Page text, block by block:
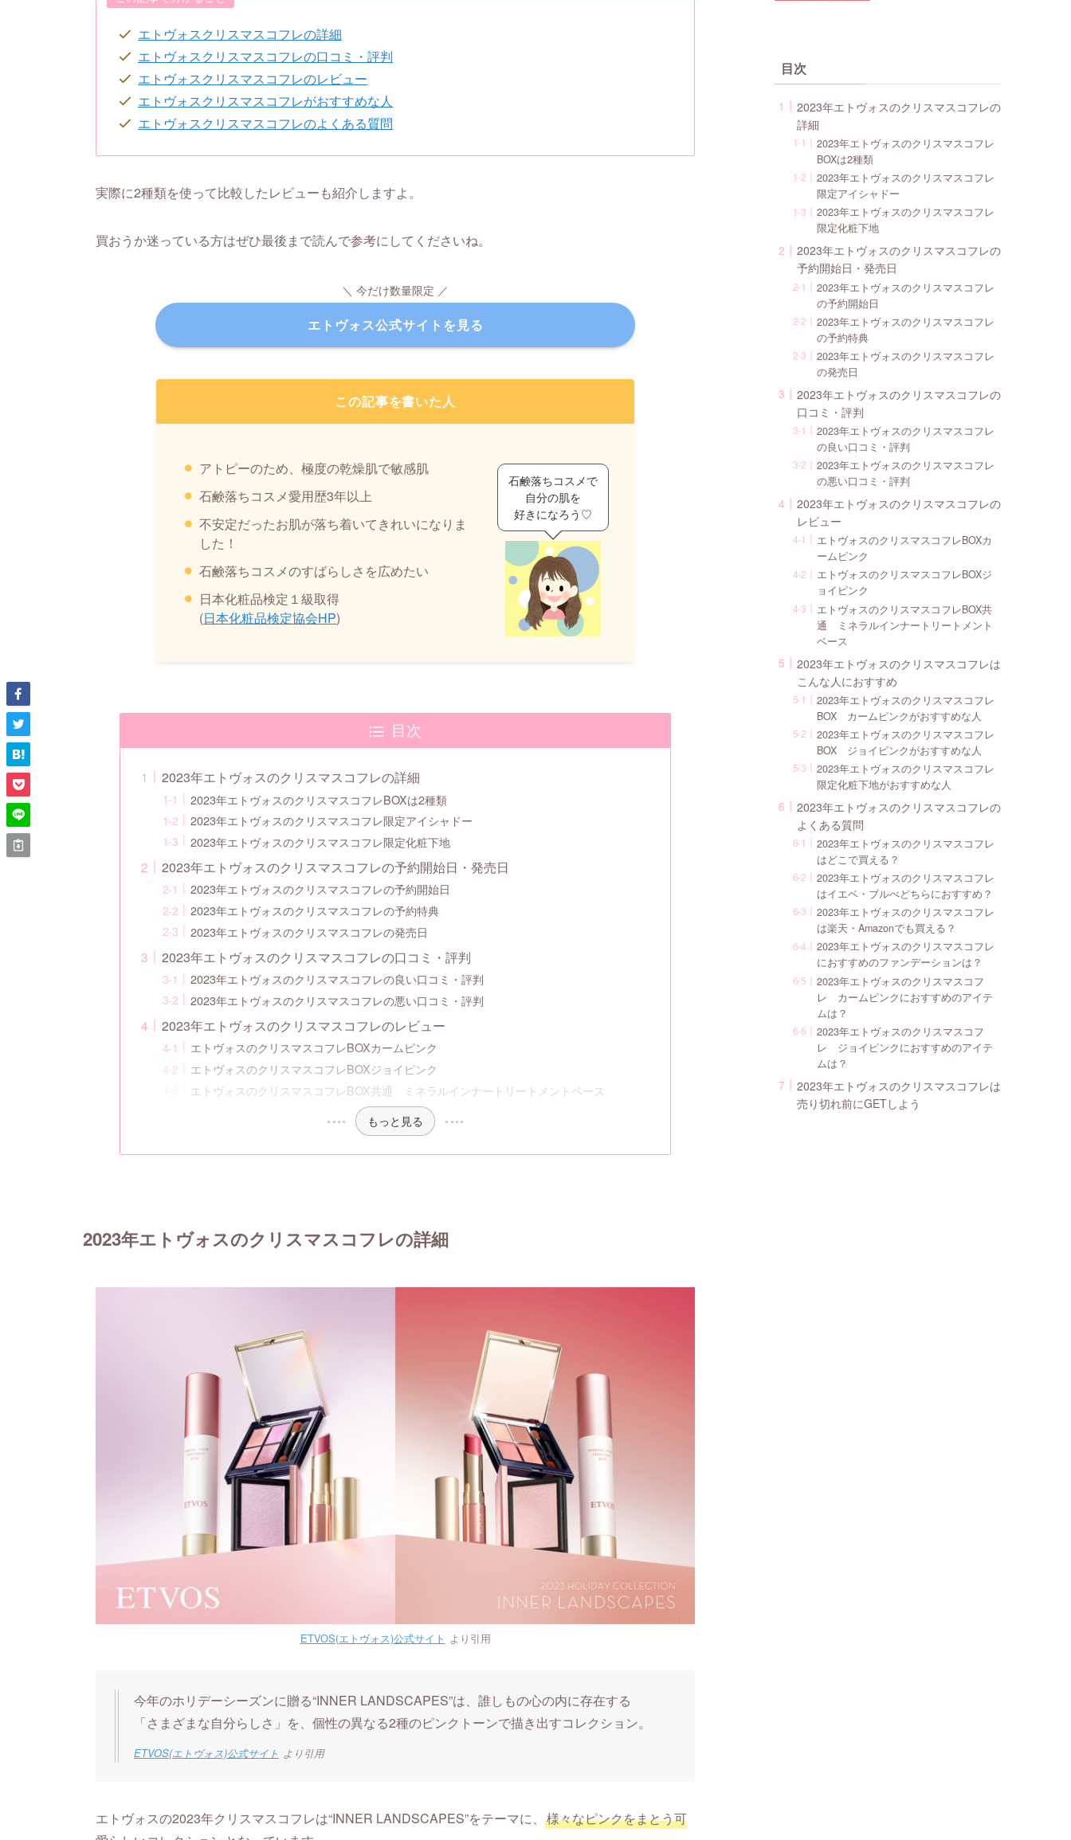
エトヴォスクリスマスコフレの詳細
エトヴォスクリスマスコフレの口コミ・評判
エトヴォスクリスマスコフレのレビュー
エトヴォスクリスマスコフレがおすすめな人
エトヴォスクリスマスコフレのよくある質問
実際に2種類を使って比較したレビューも紹介しますよ。
買おうか迷っている方はぜひ最後まで読んで参考にしてくださいね。
＼ 今だけ数量限定 ／
エトヴォス公式サイトを見る
この記事を書いた人
アトピーのため、極度の乾燥肌で敏感肌
石鹸落ちコスメ愛用歴3年以上
不安定だったお肌が落ち着いてきれいになりま
した！
石鹸落ちコスメのすばらしさを広めたい
日本化粧品検定１級取得
(日本化粧品検定協会HP)
石鹸落ちコスメで
自分の肌を
好きになろう♡
目次
2023年エトヴォスのクリスマスコフレの詳細
2023年エトヴォスのクリスマスコフレBOXは2種類
2023年エトヴォスのクリスマスコフレ限定アイシャドー
2023年エトヴォスのクリスマスコフレ限定化粧下地
2023年エトヴォスのクリスマスコフレの予約開始日・発売日
2023年エトヴォスのクリスマスコフレの予約開始日
2023年エトヴォスのクリスマスコフレの予約特典
2023年エトヴォスのクリスマスコフレの発売日
2023年エトヴォスのクリスマスコフレの口コミ・評判
2023年エトヴォスのクリスマスコフレの良い口コミ・評判
2023年エトヴォスのクリスマスコフレの悪い口コミ・評判
2023年エトヴォスのクリスマスコフレのレビュー
エトヴォスのクリスマスコフレBOXカームピンク
エトヴォスのクリスマスコフレBOXジョイピンク
エトヴォスのクリスマスコフレBOX共通 ミネラルインナートリートメントベース
もっと見る
2023年エトヴォスのクリスマスコフレの詳細
ETVOS(エトヴォス)公式サイト より引用
今年のホリデーシーズンに贈る“INNER LANDSCAPES”は、誰しもの心の内に存在する
「さまざまな自分らしさ」を、個性の異なる2種のピンクトーンで描き出すコレクション。
ETVOS(エトヴォス)公式サイト より引用
エトヴォスの2023年クリスマスコフレは“INNER LANDSCAPES”をテーマに、 様々なピンクをまとう可
目次
2023年エトヴォスのクリスマスコフレの
詳細
2023年エトヴォスのクリスマスコフレ
BOXは2種類
2023年エトヴォスのクリスマスコフレ
限定アイシャドー
2023年エトヴォスのクリスマスコフレ
限定化粧下地
2023年エトヴォスのクリスマスコフレの
予約開始日・発売日
2023年エトヴォスのクリスマスコフレ
の予約開始日
2023年エトヴォスのクリスマスコフレ
の予約特典
2023年エトヴォスのクリスマスコフレ
の発売日
2023年エトヴォスのクリスマスコフレの
口コミ・評判
2023年エトヴォスのクリスマスコフレ
の良い口コミ・評判
2023年エトヴォスのクリスマスコフレ
の悪い口コミ・評判
2023年エトヴォスのクリスマスコフレの
レビュー
エトヴォスのクリスマスコフレBOXカ
ームピンク
エトヴォスのクリスマスコフレBOXジ
ョイピンク
エトヴォスのクリスマスコフレBOX共
通 ミネラルインナートリートメント
ベース
2023年エトヴォスのクリスマスコフレは
こんな人におすすめ
2023年エトヴォスのクリスマスコフレ
BOX カームピンクがおすすめな人
2023年エトヴォスのクリスマスコフレ
BOX ジョイピンクがおすすめな人
2023年エトヴォスのクリスマスコフレ
限定化粧下地がおすすめな人
2023年エトヴォスのクリスマスコフレの
よくある質問
2023年エトヴォスのクリスマスコフレ
はどこで買える？
2023年エトヴォスのクリスマスコフレ
はイエベ・ブルべどちらにおすすめ？
2023年エトヴォスのクリスマスコフレ
は楽天・Amazonでも買える？
2023年エトヴォスのクリスマスコフレ
におすすめのファンデーションは？
2023年エトヴォスのクリスマスコフ
レ カームピンクにおすすめのアイテ
ムは？
2023年エトヴォスのクリスマスコフ
レ ジョイピンクにおすすめのアイテ
ムは？
2023年エトヴォスのクリスマスコフレは
売り切れ前にGETしよう